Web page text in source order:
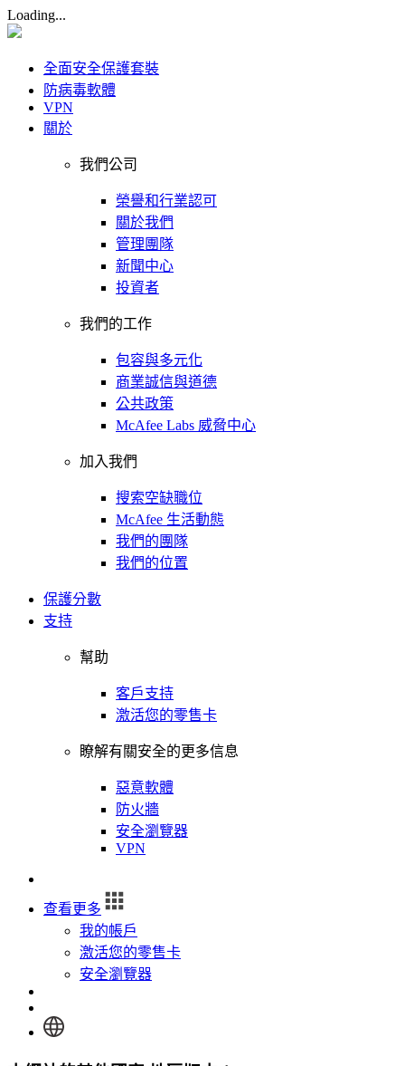
Loading...
全面安全保護套裝
防病毒軟體
VPN
關於
我們公司
榮譽和行業認可
關於我們
管理團隊
新聞中心
投資者
我們的工作
包容與多元化
商業誠信與道德
公共政策
McAfee Labs 威脅中心
加入我們
搜索空缺職位
McAfee 生活動態
我們的團隊
我們的位置
保護分數
支持
幫助
客戶支持
激活您的零售卡
瞭解有關安全的更多信息
惡意軟體
防火牆
安全瀏覽器
VPN
查看更多
我的帳戶
激活您的零售卡
安全瀏覽器